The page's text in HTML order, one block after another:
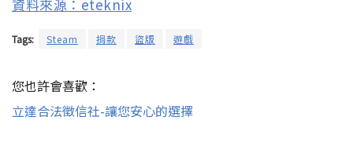
資料來源：eteknix
Tags: Steam 捐款 盜版 遊戲
您也許會喜歡：
立達合法徵信社-讓您安心的選擇